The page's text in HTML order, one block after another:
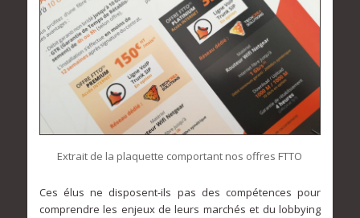
Extrait de la plaquette comportant nos offres FTTO
Ces élus ne disposent-ils pas des compétences pour
comprendre les enjeux de leurs marchés et du lobbying